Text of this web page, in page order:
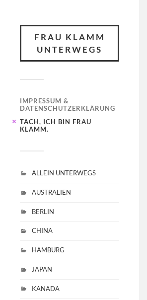
FRAU KLAMM
UNTERWEGS
IMPRESSUM &
DATENSCHUTZERKLÄRUNG
TACH, ICH BIN FRAU
KLAMM.
ALLEIN UNTERWEGS
AUSTRALIEN
BERLIN
CHINA
HAMBURG
JAPAN
KANADA